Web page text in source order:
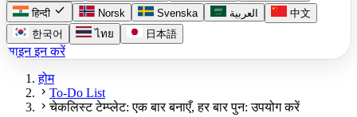
हिन्दी check Norsk Svenska العربية
中文
한국어
ไทย 日本語
साइन इन करें
होम
chevron_right To-Do List
chevron_rightचेकलिस्ट टेम्प्लेट: एक बार बनाएँ, हर बार पुन: उपयोग करें